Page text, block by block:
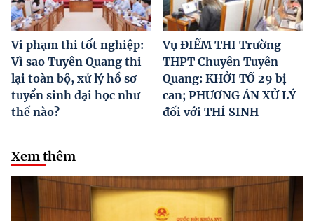
Vi phạm thi tốt nghiệp:
Vì sao Tuyên Quang thi
lại toàn bộ, xử lý hồ sơ
tuyển sinh đại học như
thế nào?
Vụ ĐIỂM THI Trường
THPT Chuyên Tuyên
Quang: KHỞI TỐ 29 bị
can; PHƯƠNG ÁN XỬ LÝ
đối với THÍ SINH
Xem thêm